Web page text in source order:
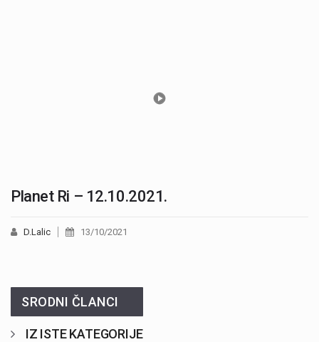
Planet Ri – 12.10.2021.
D.Lalic 13/10/2021
SRODNI ČLANCI
IZ ISTE KATEGORIJE